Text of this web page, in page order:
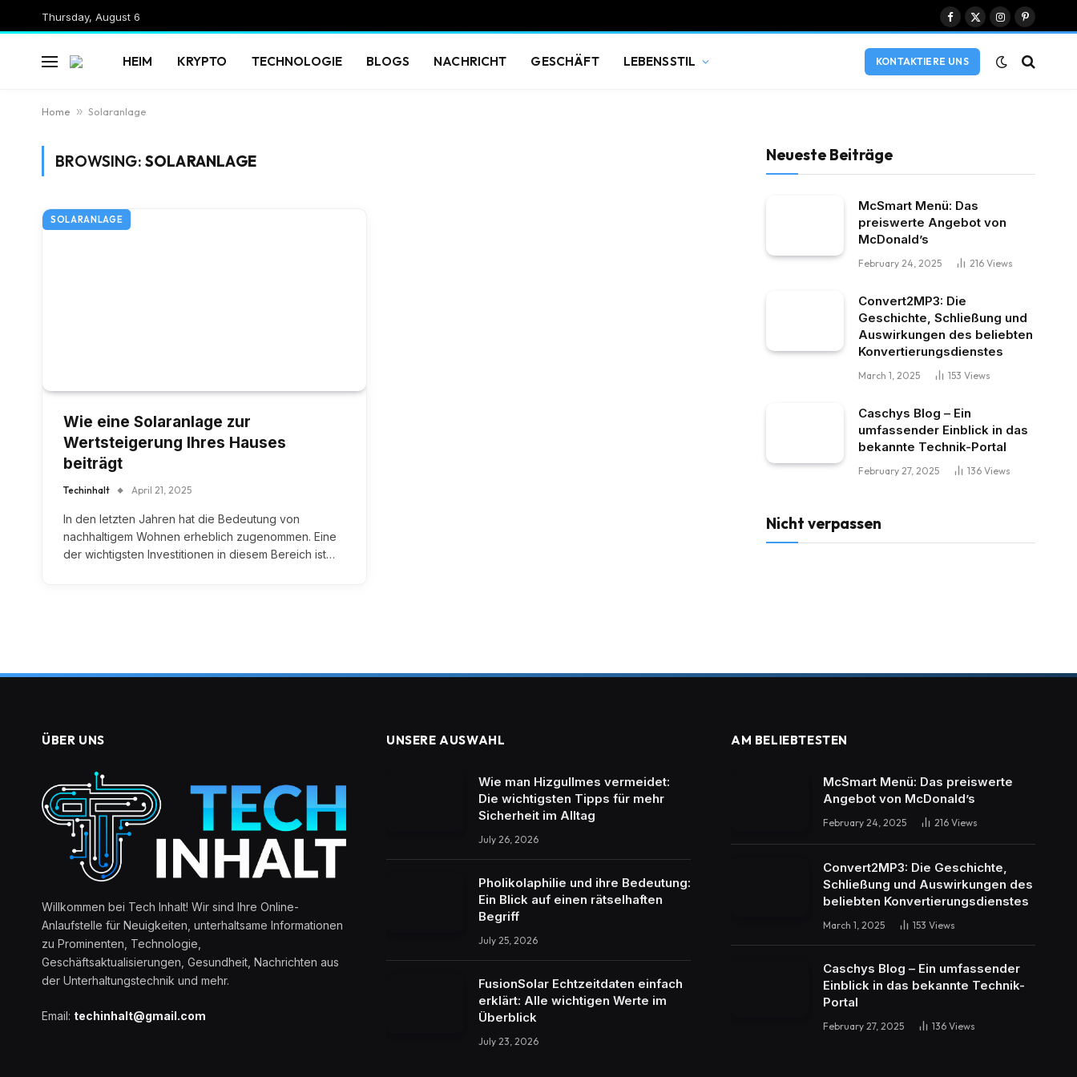
Thursday, August 6
Facebook
X
InstagramPinterest
HEIM KRYPTO TECHNOLOGIE BLOGS NACHRICHT GESCHÄFT LEBENSSTIL KONTAKTIERE UNS
Home » Solaranlage
BROWSING: SOLARANLAGE
SOLARANLAGE
Wie eine Solaranlage zur
Wertsteigerung Ihres Hauses
beiträgt
Techinhalt April 21, 2025
In den letzten Jahren hat die Bedeutung von
nachhaltigem Wohnen erheblich zugenommen. Eine
der wichtigsten Investitionen in diesem Bereich ist…
Neueste Beiträge
McSmart Menü: Das
preiswerte Angebot von
McDonald’s
February 24, 2025 216 Views
Convert2MP3: Die
Geschichte, Schließung und
Auswirkungen des beliebten
Konvertierungsdienstes
March 1, 2025 153 Views
Caschys Blog – Ein
umfassender Einblick in das
bekannte Technik-Portal
February 27, 2025 136 Views
Nicht verpassen
ÜBER UNS
Willkommen bei Tech Inhalt! Wir sind Ihre Online-
Anlaufstelle für Neuigkeiten, unterhaltsame Informationen
zu Prominenten, Technologie,
Geschäftsaktualisierungen, Gesundheit, Nachrichten aus
der Unterhaltungstechnik und mehr.
Email: techinhalt@gmail.com
UNSERE AUSWAHL
Wie man Hizgullmes vermeidet:
Die wichtigsten Tipps für mehr
Sicherheit im Alltag
July 26, 2026
Pholikolaphilie und ihre Bedeutung:
Ein Blick auf einen rätselhaften
Begriff
July 25, 2026
FusionSolar Echtzeitdaten einfach
erklärt: Alle wichtigen Werte im
Überblick
July 23, 2026
AM BELIEBTESTEN
McSmart Menü: Das preiswerte
Angebot von McDonald’s
February 24, 2025 216 Views
Convert2MP3: Die Geschichte,
Schließung und Auswirkungen des
beliebten Konvertierungsdienstes
March 1, 2025 153 Views
Caschys Blog – Ein umfassender
Einblick in das bekannte Technik-
Portal
February 27, 2025 136 Views